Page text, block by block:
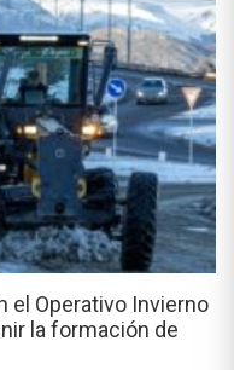
el Operativo Invierno
la formación de